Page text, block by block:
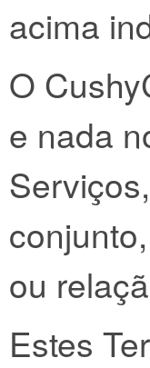
acima
O
e nada
ou
Estes